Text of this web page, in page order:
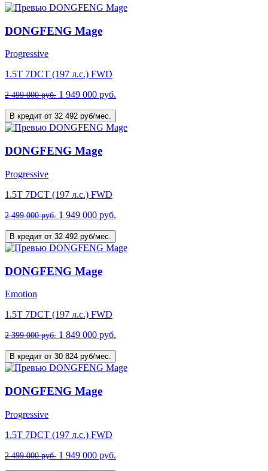
DONGFENG Mage
Progressive
1.5T 7DCT (197 л.с.) FWD
2 499 000 руб. 1 949 000 руб.
В кредит от 32 492 руб/мес.
DONGFENG Mage
Progressive
1.5T 7DCT (197 л.с.) FWD
2 499 000 руб. 1 949 000 руб.
В кредит от 32 492 руб/мес.
DONGFENG Mage
Emotion
1.5T 7DCT (197 л.с.) FWD
2 399 000 руб. 1 849 000 руб.
В кредит от 30 824 руб/мес.
DONGFENG Mage
Progressive
1.5T 7DCT (197 л.с.) FWD
2 499 000 руб. 1 949 000 руб.